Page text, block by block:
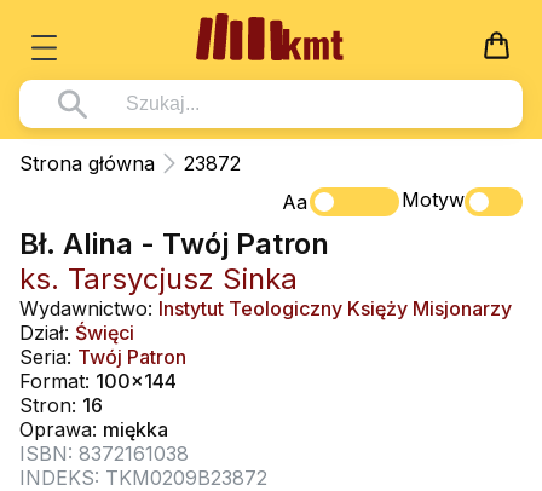
Książki
Wszystko z kategorii - Książki
Pismo Święte
Kościół Katolicki
Duszpasterstwo
Teologia
Życie chrześcijańskie
Duchowość
Wszystko z kategorii - Multimedia
DVD
CD-ROM
Muzyka
Rekolekcje i inne na CD
Śpiew i modlitwa
Dla Dzieci
Wszystko z kategorii - Dla Dzieci
Literatura (D)
Płyty, DVD (D)
Podręczniki i pomoce dydaktyczne
Podręczniki
Wszystko z kategorii - Podręczniki
Podręczniki i pomoce dydaktyczne
Zabawa i Nauka
Nowości
Zaloguj się
Strona główna
23872
Aa
Motyw
Bł. Alina - Twój Patron
ks. Tarsycjusz Sinka
Wydawnictwo: Instytut Teologiczny Księży Misjonarzy
Dział: Święci
Seria: Twój Patron
Format: 100x144
Stron: 16
Oprawa: miękka
ISBN: 8372161038
INDEKS: TKM0209B23872